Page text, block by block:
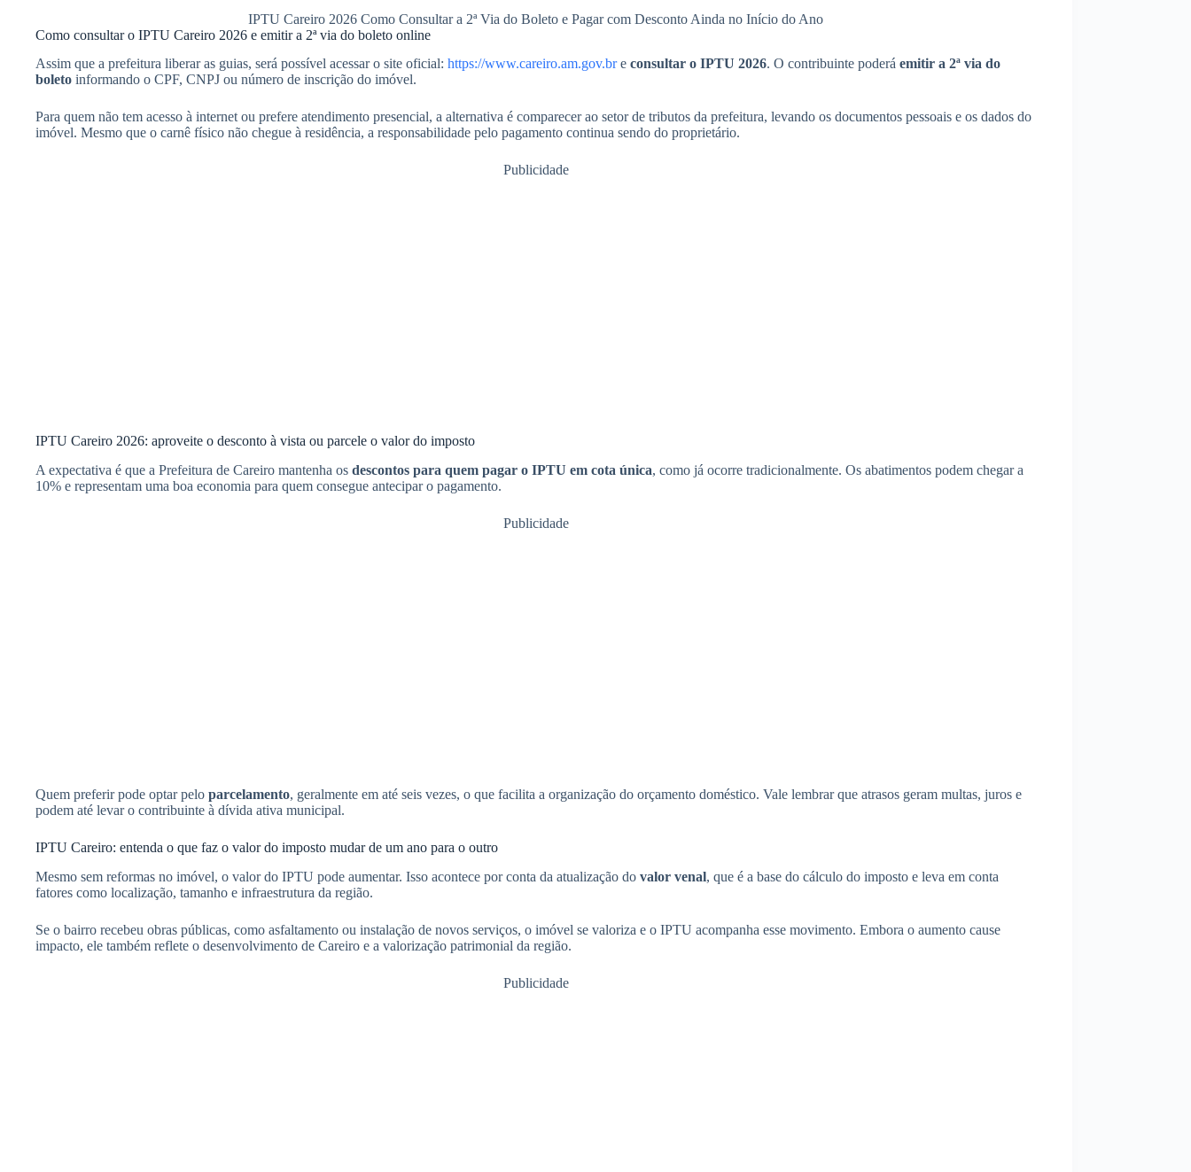
IPTU Careiro 2026 Como Consultar a 2ª Via do Boleto e Pagar com Desconto Ainda no Início do Ano
Como consultar o IPTU Careiro 2026 e emitir a 2ª via do boleto online
Assim que a prefeitura liberar as guias, será possível acessar o site oficial: https://www.careiro.am.gov.bre consultar o IPTU 2026. O contribuinte poderá emitir a 2ª via do
boleto informando o CPF, CNPJ ou número de inscrição do imóvel.
Para quem não tem acesso à internet ou prefere atendimento presencial, a alternativa é comparecer ao setor de tributos da prefeitura, levando os documentos pessoais e os dados do
imóvel. Mesmo que o carnê físico não chegue à residência, a responsabilidade pelo pagamento continua sendo do proprietário.
Publicidade
IPTU Careiro 2026: aproveite o desconto à vista ou parcele o valor do imposto
A expectativa é que a Prefeitura de Careiro mantenha os descontos para quem pagar o IPTU em cota única, como já ocorre tradicionalmente. Os abatimentos podem chegar a
10% e representam uma boa economia para quem consegue antecipar o pagamento.
Publicidade
Quem preferir pode optar pelo parcelamento, geralmente em até seis vezes, o que facilita a organização do orçamento doméstico. Vale lembrar que atrasos geram multas, juros e
podem até levar o contribuinte à dívida ativa municipal.
IPTU Careiro: entenda o que faz o valor do imposto mudar de um ano para o outro
Mesmo sem reformas no imóvel, o valor do IPTU pode aumentar. Isso acontece por conta da atualização do valor venal, que é a base do cálculo do imposto e leva em conta
fatores como localização, tamanho e infraestrutura da região.
Se o bairro recebeu obras públicas, como asfaltamento ou instalação de novos serviços, o imóvel se valoriza e o IPTU acompanha esse movimento. Embora o aumento cause
impacto, ele também reflete o desenvolvimento de Careiro e a valorização patrimonial da região.
Publicidade